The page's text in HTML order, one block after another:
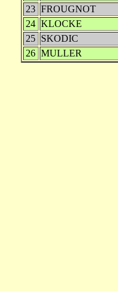
23 FROUGNOT
24 KLOCKE
25 SKODIC
26 MULLER